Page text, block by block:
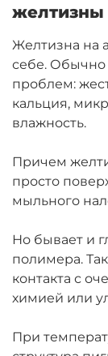
желтизны
Желтизна на
себе. Обычно
проблем:
кальция,
влажность.
Причем
просто
мыльного
Но бывает и
полимера.
контакта с
химией или
При